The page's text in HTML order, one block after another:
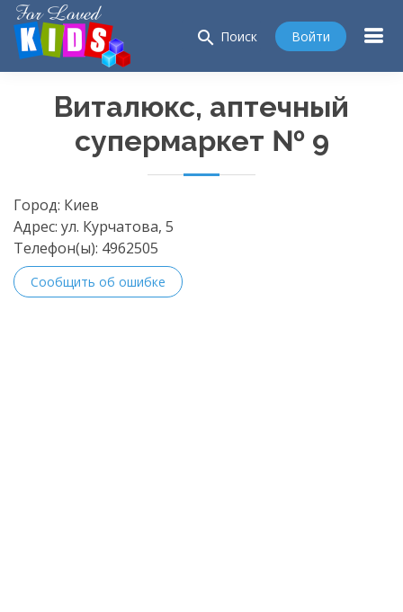
search Поиск Войти
Виталюкс, аптечный
супермаркет № 9
Город: Киев
Адрес: ул. Курчатова, 5
Телефон(ы): 4962505
Сообщить об ошибке